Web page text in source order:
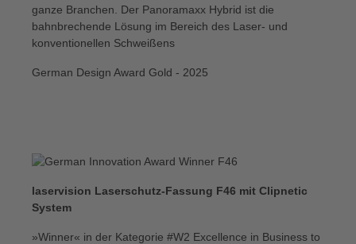
ganze Branchen. Der Panoramaxx Hybrid ist die
bahnbrechende Lösung im Bereich des Laser- und
konventionellen Schweißens
German Design Award Gold - 2025
laservision Laserschutz-Fassung F46 mit Clipnetic
System
»Winner« in der Kategorie #W2 Excellence in Business to